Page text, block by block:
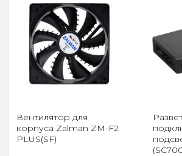
Вентилятор для
корпуса Zalman ZM-F2
PLUS(SF)